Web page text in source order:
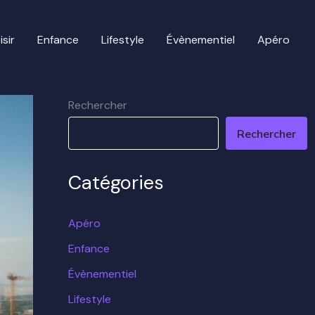
Enfance Lifestyle Évènementiel Apéro
Rechercher
Rechercher
Catégories
Apéro
Enfance
Évènementiel
Lifestyle